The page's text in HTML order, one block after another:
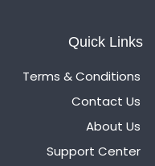
Quick Links
Terms & Conditions
Contact Us
About Us
Support Center